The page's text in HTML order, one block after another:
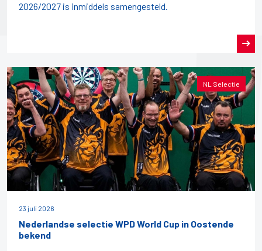
2026/2027 is inmiddels samengesteld.
NL Selectie
23 juli 2026
Nederlandse selectie WPD World Cup in Oostende
bekend